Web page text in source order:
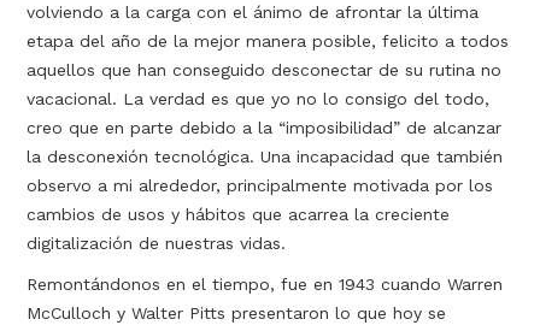
volviendo a la carga con el ánimo de afrontar la última
etapa del año de la mejor manera posible, felicito a todos
aquellos que han conseguido desconectar de su rutina no
vacacional. La verdad es que yo no lo consigo del todo,
creo que en parte debido a la “imposibilidad” de alcanzar
la desconexión tecnológica. Una incapacidad que también
observo a mi alrededor, principalmente motivada por los
cambios de usos y hábitos que acarrea la creciente
digitalización de nuestras vidas.
Remontándonos en el tiempo, fue en 1943 cuando Warren
McCulloch y Walter Pitts presentaron lo que hoy se